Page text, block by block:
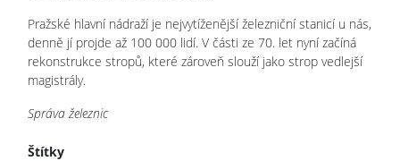
Pražské hlavní nádraží je nejvytíženější železniční stanicí u nás,
denně jí projde až 100 000 lidí. V části ze 70. let nyní začíná
rekonstrukce stropů, které zároveň slouží jako strop vedlejší
magistrály.
Správa železnic
Štítky